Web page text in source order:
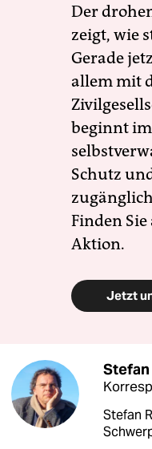
Der
zeigt, wie
Gerade
allem mit
beginnt
Schutz
Finden
Aktion.
Jetzt
Stefan